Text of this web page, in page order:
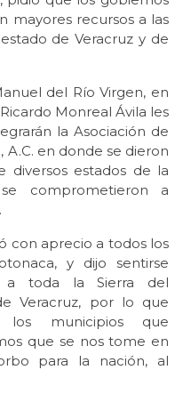
mayores recursos a las
de Veracruz y de
del Río Virgen, en
Monreal Ávila les
la Asociación de
A.C. en donde se dieron
diversos estados de la
comprometieron a
con aprecio a todos los
y dijo sentirse
a toda la Sierra del
Veracruz, por lo que
los municipios que
que se nos tome en
para la nación, al